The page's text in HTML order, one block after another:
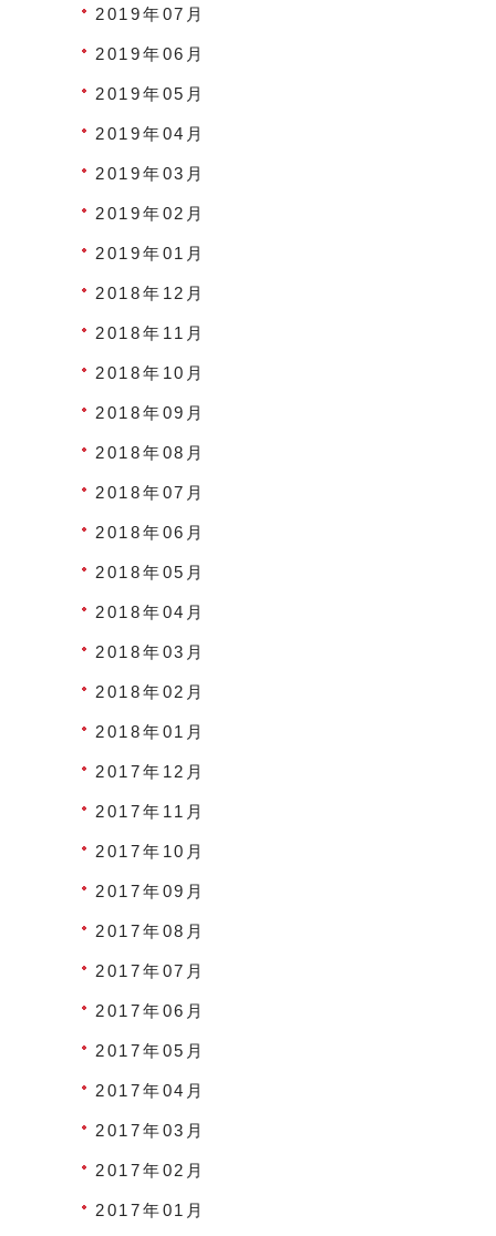
2019年07月
2019年06月
2019年05月
2019年04月
2019年03月
2019年02月
2019年01月
2018年12月
2018年11月
2018年10月
2018年09月
2018年08月
2018年07月
2018年06月
2018年05月
2018年04月
2018年03月
2018年02月
2018年01月
2017年12月
2017年11月
2017年10月
2017年09月
2017年08月
2017年07月
2017年06月
2017年05月
2017年04月
2017年03月
2017年02月
2017年01月